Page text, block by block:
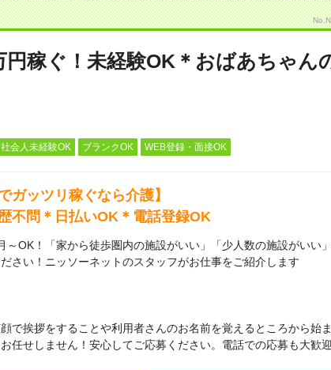
円稼ぐ！未経験OK＊おばあちゃん
社会人未経験OK ブランクOK WEB登録・面接OK
ガッツリ稼ぐなら介護】
不問＊日払いOK＊電話登録OK
～OK！「家から徒歩圏内の施設がいい」「少人数の施設がいい
さい！ニッソーネットのスタッフがお仕事をご紹介します
で挨拶をすることや利用者さんのお名前を覚えるところから始
任せしません！安心してご応募ください。電話での応募も大歓迎